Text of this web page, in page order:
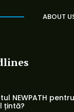
ABOUT
NEWPATH
țintă?